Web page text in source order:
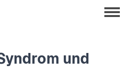
menu
und